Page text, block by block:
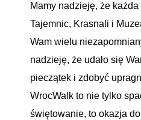
Mamy nadzieję, że
Tajemnic, Krasnali i
Wam wielu
nadzieję, że udało się
pieczątek i zdobyć
WrocWalk to nie tylko
świętowanie, to okazja